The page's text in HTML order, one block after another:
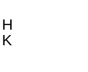
H
K